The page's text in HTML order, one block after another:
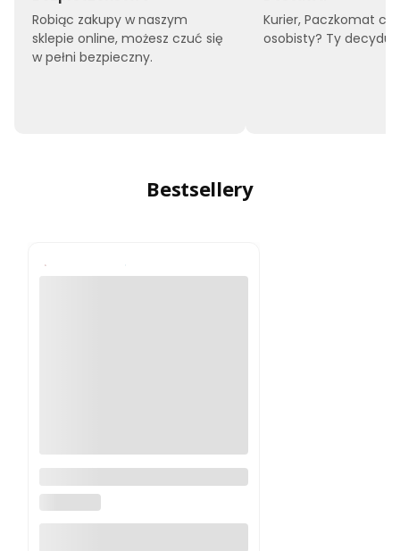
Robiąc zakupy w naszym
sklepie online, możesz czuć się
w pełni bezpieczny.
Kurier, Paczkomat
osobisty? Ty
Bestsellery
BACK HRUA certyfikat GS typ B
z zagłówkiem